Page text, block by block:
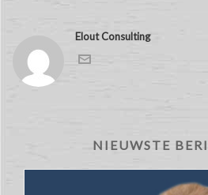
Elout Consulting
NIEUWSTE